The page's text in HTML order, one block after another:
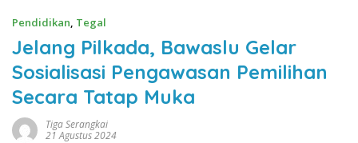
Pendidikan, Tegal
Jelang Pilkada, Bawaslu Gelar
Sosialisasi Pengawasan Pemilihan
Secara Tatap Muka
Tiga Serangkai
21 Agustus 2024